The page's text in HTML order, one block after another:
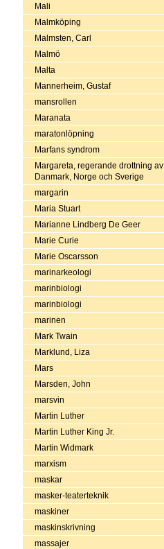
Mali
Malmköping
Malmsten, Carl
Malmö
Malta
Mannerheim, Gustaf
mansrollen
Maranata
maratonlöpning
Marfans syndrom
Margareta, regerande drottning av
Danmark, Norge och Sverige
margarin
Maria Stuart
Marianne Lindberg De Geer
Marie Curie
Marie Oscarsson
marinarkeologi
marinbiologi
marinbiologi
marinen
Mark Twain
Marklund, Liza
Mars
Marsden, John
marsvin
Martin Luther
Martin Luther King Jr.
Martin Widmark
marxism
maskar
masker-teaterteknik
maskiner
maskinskrivning
massajer